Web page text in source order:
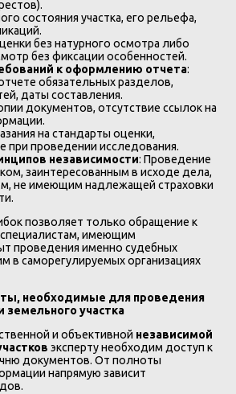
состояния участка, его рельефа,
без натурного осмотра либо
без фиксации особенностей.
к оформлению отчета:
обязательных разделов,
даты составления.
документов, отсутствие ссылок на
на стандарты оценки,
при проведении исследования.
независимости: Проведение
заинтересованным в исходе дела,
не имеющим надлежащей страховки
позволяет только обращение к
имеющим
проведения именно судебных
в саморегулируемых организациях
необходимые для проведения
земельного участка
и объективной независимой
эксперту необходим доступ к
документов. От полноты
напрямую зависит